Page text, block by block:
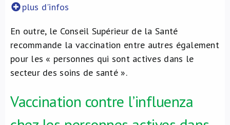
plus d'infos
En outre, le Conseil Supérieur de la Santé
recommande la vaccination entre autres également
pour les « personnes qui sont actives dans le
secteur des soins de santé ».
Vaccination contre l’influenza